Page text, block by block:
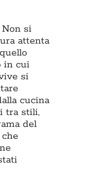
si
attenta
in cui
si
cucina
tra stili,
del